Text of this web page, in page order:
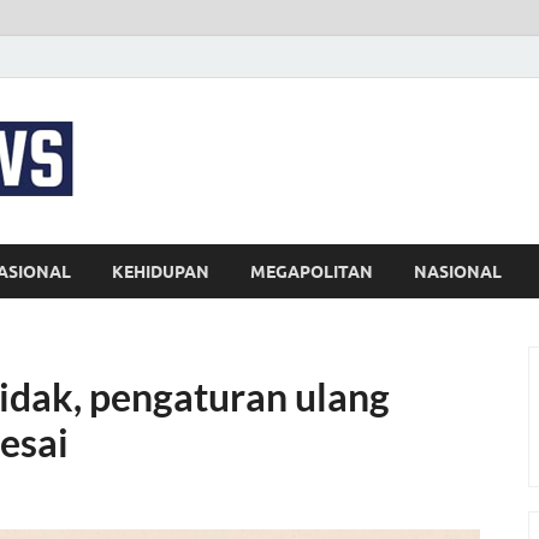
KEHIDUPAN MEGAPOLITAN NASIONAL
pengaturan ulang